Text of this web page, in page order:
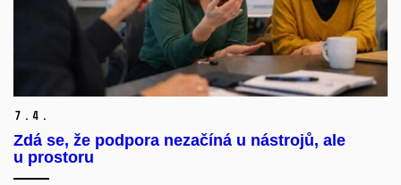
7. 4.
Zdá se, že podpora nezačíná u nástrojů, ale
u prostoru